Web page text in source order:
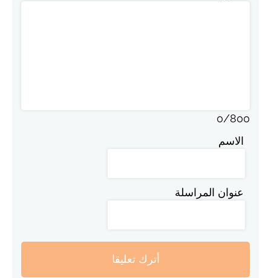
0/800
الاسم
عنوان المراسلة
أترك تعليقا